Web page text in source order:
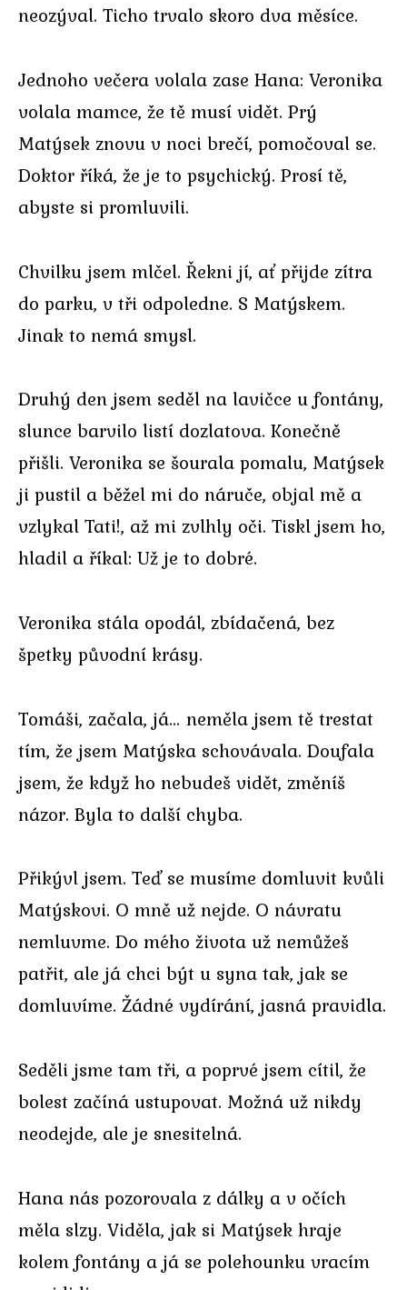
neozýval. Ticho trvalo skoro dva měsíce.
Jednoho večera volala zase Hana: Veronika
volala mamce, že tě musí vidět. Prý
Matýsek znovu v noci brečí, pomočoval se.
Doktor říká, že je to psychický. Prosí tě,
abyste si promluvili.
Chvilku jsem mlčel. Řekni jí, ať přijde zítra
do parku, v tři odpoledne. S Matýskem.
Jinak to nemá smysl.
Druhý den jsem seděl na lavičce u fontány,
slunce barvilo listí dozlatova. Konečně
přišli. Veronika se šourala pomalu, Matýsek
ji pustil a běžel mi do náruče, objal mě a
vzlykal Tati!, až mi zvlhly oči. Tiskl jsem ho,
hladil a říkal: Už je to dobré.
Veronika stála opodál, zbídačená, bez
špetky původní krásy.
Tomáši, začala, já… neměla jsem tě trestat
tím, že jsem Matýska schovávala. Doufala
jsem, že když ho nebudeš vidět, změníš
názor. Byla to další chyba.
Přikývl jsem. Teď se musíme domluvit kvůli
Matýskovi. O mně už nejde. O návratu
nemluvme. Do mého života už nemůžeš
patřit, ale já chci být u syna tak, jak se
domluvíme. Žádné vydírání, jasná pravidla.
Seděli jsme tam tři, a poprvé jsem cítil, že
bolest začíná ustupovat. Možná už nikdy
neodejde, ale je snesitelná.
Hana nás pozorovala z dálky a v očích
měla slzy. Viděla, jak si Matýsek hraje
kolem fontány a já se polehounku vracím